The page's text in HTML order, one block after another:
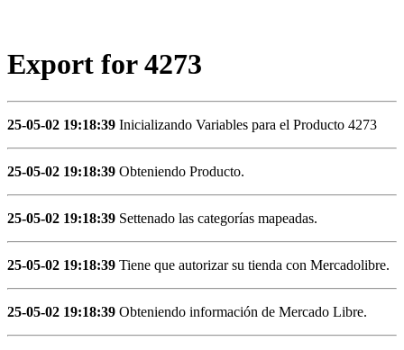
Export for 4273
25-05-02 19:18:39 Inicializando Variables para el Producto 4273
25-05-02 19:18:39 Obteniendo Producto.
25-05-02 19:18:39 Settenado las categorías mapeadas.
25-05-02 19:18:39 Tiene que autorizar su tienda con Mercadolibre.
25-05-02 19:18:39 Obteniendo información de Mercado Libre.